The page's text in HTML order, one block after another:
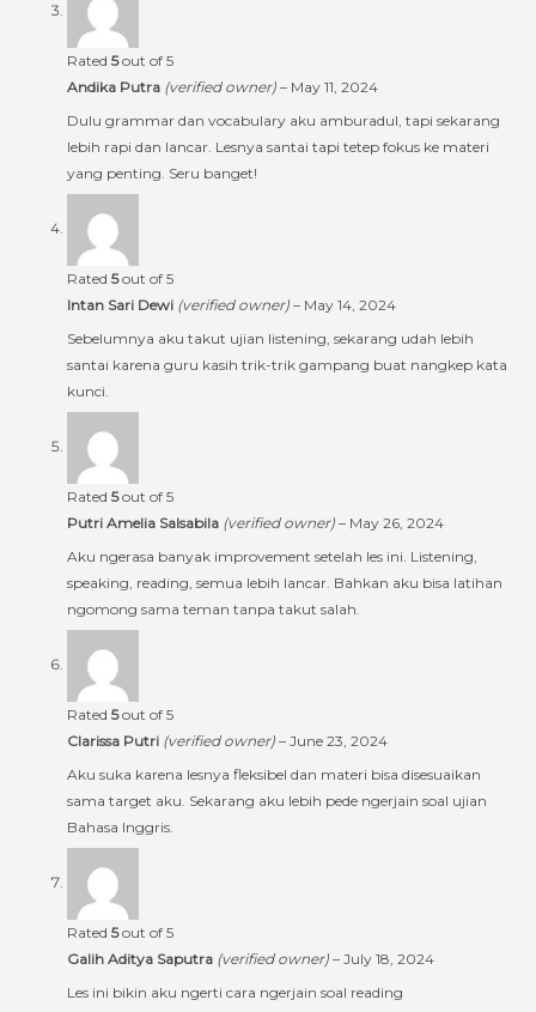
Rated 5out of 5
Andika Putra (verified owner) – May 11, 2024
Dulu grammar dan vocabulary aku amburadul, tapi sekarang
lebih rapi dan lancar. Lesnya santai tapi tetep fokus ke materi
yang penting. Seru banget!
Rated 5out of 5
Intan Sari Dewi (verified owner) – May 14, 2024
Sebelumnya aku takut ujian listening, sekarang udah lebih
santai karena guru kasih trik-trik gampang buat nangkep kata
kunci.
Rated 5out of 5
Putri Amelia Salsabila (verified owner) – May 26, 2024
Aku ngerasa banyak improvement setelah les ini. Listening,
speaking, reading, semua lebih lancar. Bahkan aku bisa latihan
ngomong sama teman tanpa takut salah.
Rated 5out of 5
Clarissa Putri (verified owner) – June 23, 2024
Aku suka karena lesnya fleksibel dan materi bisa disesuaikan
sama target aku. Sekarang aku lebih pede ngerjain soal ujian
Bahasa Inggris.
Rated 5out of 5
Galih Aditya Saputra (verified owner) – July 18, 2024
Les ini bikin aku ngerti cara ngerjain soal reading